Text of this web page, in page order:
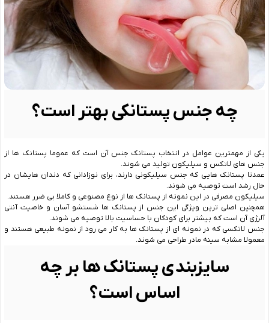
چه جنس پستانکی بهتر است؟
یکی از مهمترین عوامل در انتخاب پستانک جنس آن است که عموما پستانک ها از
جنس های لاتکس و سیلیکون تولید می شوند.
عمدتا پستانک هایی که جنس سیلیکونی دارند، برای نوزادانی که دندان هایشان در
حال رشد است توصیه می شوند.
سیلیکون مصرفی در این نمونه از پستانک ها از نوع مصنوعی و کاملا بی ضرر هستند.
همچنین اصلی ترین ویژگی این جنس از پستانک ها شستشو آسان و خاصیت آنتی
آلرژی آن است که بیشتر برای کودکان با حساسیت بالا توصیه می شوند.
جنس لاتکسی که در نمونه ای از پستانک ها به کار می رود از نمونه طبیعی هستند و
معمولا مشابه سینه مادر طراحی می شوند.
سایزبندی پستانک ها بر چه
اساس است؟